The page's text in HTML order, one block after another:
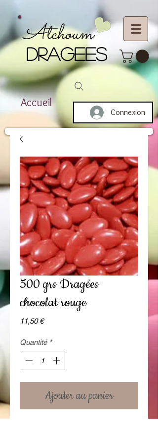
DRAGEES
Atchoum
Accueil
Connexion
500 grs Dragées
chocolat rouge
11,50 €Prix
Quantité *
Ajouter au panier